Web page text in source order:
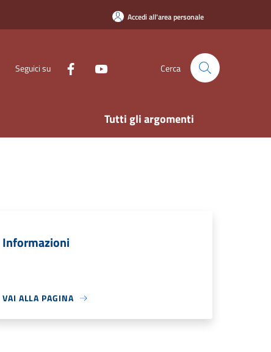
Accedi all'area personale
Seguici su Cerca
Tutti gli argomenti
Informazioni
VAI ALLA PAGINA